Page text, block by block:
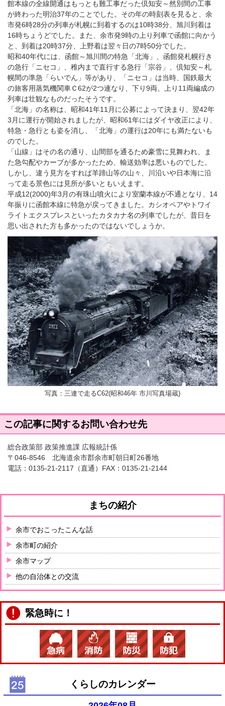
館本線の全線開通はもっとも難工事だった倶知安～然別間の工事
が終わった明治37年のことでした。その年の時刻表を見ると、余
市発6時28分の列車が札幌に到着するのは10時38分、旭川到着は
16時ちょうどでした。また、余市発9時の上り列車で函館に向かう
と、到着は20時37分、上野着は翌々日の7時50分でした。
昭和40年代には、函館～旭川間の特急「北海」、函館発札幌行き
の急行「ニセコ」、稚内まで直行する急行「宗谷」、倶知安～札
幌間の準急「らいでん」等があり、「ニセコ」は当時、国鉄最大
の旅客用蒸気機関車Ｃ62が2つ連なり、下り9両、上り11両編成の
列車は壮観なものだったそうです。
「北海」の名称は、昭和41年11月に公募によって決まり、翌42年
3月に運行が開始されましたが、昭和61年にはダイヤ改正により、
特急・急行とも姿を消し、「北海」の運行は20年にも満たないも
のでした。
「山線」はその名の通り、山間部を通るため豪雪に見舞われ、ま
た急勾配やカーブが多かったため、輸送効率は悪いものでした。
しかし、違う見方をすれば羊蹄山等の山々、川沿いや日本海に沿
って走る景色には見所が多いともいえます。
平成12(2000)年3月の有珠山噴火により室蘭本線が不通となり、14
年振りに函館本線に特急が戻ってきました。カシオペアやトワイ
ライトエクスプレスといったカタカナ名の列車でしたが、昔日を
思い出された方も多かったのではないでしょうか。
写真：三連で走るC62(昭和46年 市川写真場蔵)
この記事に関するお問い合わせ先
総合政策部 政策推進課 広報統計係
〒046-8546 北海道余市郡余市町朝日町26番地
電話： 0135-21-2117 （直通）FAX：0135-21-2144
まちの紹介
余市でおこったこんな話
余市町の紹介
余市マップ
他の自治体との交流
緊急時に！
くらしのカレンダー